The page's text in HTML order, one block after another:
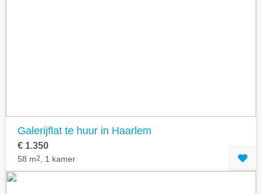
Galerijflat te huur in Haarlem
€ 1.350
58 m2 , 1 kamer